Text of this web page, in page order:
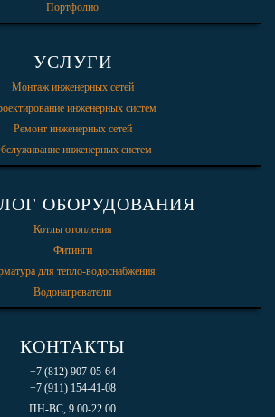
Портфолио
УСЛУГИ
Монтаж инженерных сетей
инженерных систем
Ремонт инженерных сетей
инженерных систем
ОБОРУДОВАНИЯ
Котлы отопления
Фитинги
для тепло-водоснабжения
Водонагреватели
КОНТАКТЫ
+7 (812) 907-05-64
+7 (911) 154-41-08
ПН-ВС, 9.00-22.00